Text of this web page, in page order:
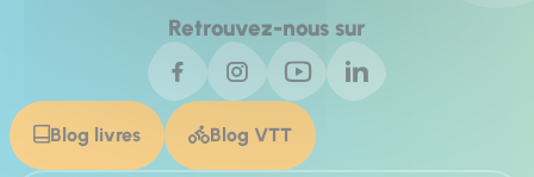
Retrouvez-nous sur
Blog livres Blog VTT